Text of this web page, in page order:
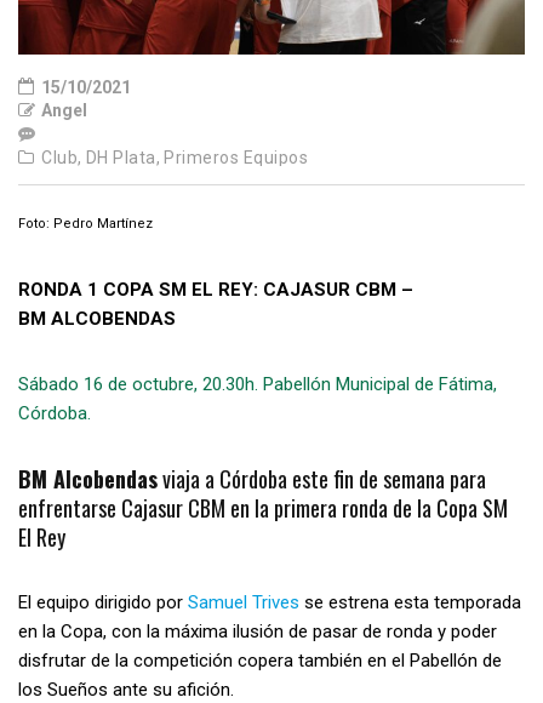
15/10/2021
Angel
Club, DH Plata, Primeros Equipos
Foto: Pedro Martínez
RONDA 1 COPA SM EL REY: CAJASUR CBM –
BM ALCOBENDAS
Sábado 16 de octubre, 20.30h. Pabellón Municipal de Fátima,
Córdoba.
BM Alcobendasviaja a Córdoba este fin de semana para
enfrentarse Cajasur CBM en la primera ronda de la Copa SM
El Rey
El equipo dirigido por Samuel Trives se estrena esta temporada
en la Copa, con la máxima ilusión de pasar de ronda y poder
disfrutar de la competición copera también en el Pabellón de
los Sueños ante su afición.